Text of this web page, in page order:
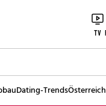
TV
Dating-Trends